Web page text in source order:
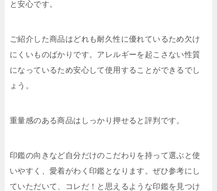
と安心です。
ご紹介した商品はどれも耐久性に優れているため欠け
にくいものばかりです。アレルギーを起こさない性質
になっているため安心して使用することができるでし
ょう。
重量感のある商品はしっかり押せると評判です。
印鑑の向きなど自分だけのこだわりを持って選ぶと使
いやすく、愛着がわく印鑑となります。ぜひ参考にし
ていただいて、コレだ！と思えるような印鑑を見つけ